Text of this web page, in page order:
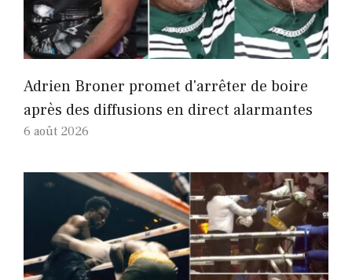
Adrien Broner promet d'arrêter de boire
après des diffusions en direct alarmantes
6 août 2026